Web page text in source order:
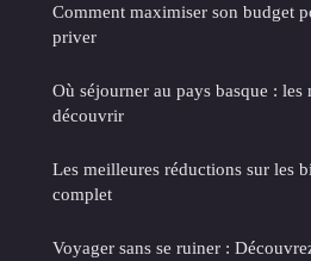
Comment maximiser son budget
priver
Où séjourner au pays basque : les
découvrir
Les meilleures réductions sur les
complet
Voyager sans se ruiner :